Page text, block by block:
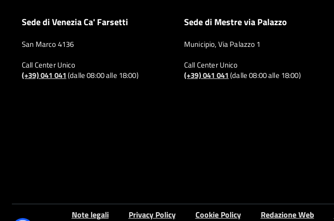
Sede di Venezia Ca' Farsetti
San Marco 4136
Call Center Unico
(+39) 041 041(dalle 08:00 alle 18:00)
Sede di Mestre via Palazzo
Municipio, Via Palazzo 1
Call Center Unico
(+39) 041 041(dalle 08:00 alle 18:00)
Note legali Privacy Policy Cookie Policy Redazione Web